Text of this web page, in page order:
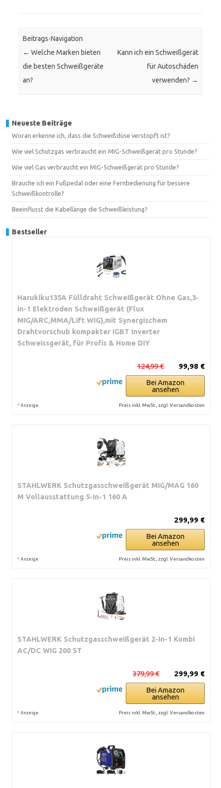
Beitrags-Navigation
← Welche Marken bieten
die besten Schweißgeräte
an?
Kann ich ein Schweißgerät
für Autoschäden
verwenden? →
Neueste Beiträge
Woran erkenne ich, dass die Schweißdüse verstopft ist?
Wie viel Schutzgas verbraucht ein MIG-Schweißgerät pro Stunde?
Wie viel Gas verbraucht ein MIG-Schweißgerät pro Stunde?
Brauche ich ein Fußpedal oder eine Fernbedienung für bessere
Schweißkontrolle?
Beeinflusst die Kabellänge die Schweißleistung?
Bestseller
Harukiku135A Fülldraht Schweißgerät Ohne Gas,3-
in-1 Elektroden Schweißgerät (Flux
MIG/ARC,MMA/Lift WIG),mit Synergischem
Drahtvorschub kompakter IGBT Inverter
Schweissgerät, für Profis & Home DIY
99,98 €
124,99 €
Bei Amazon
ansehen
* Anzeige Preis inkl. MwSt., zzgl. Versandkosten
STAHLWERK Schutzgasschweißgerät MIG/MAG 160
M Vollausstattung 5-in-1 160 A
299,99 €
Bei Amazon
ansehen
* Anzeige Preis inkl. MwSt., zzgl. Versandkosten
STAHLWERK Schutzgasschweißgerät 2-in-1 Kombi
AC/DC WIG 200 ST
299,99 €
379,99 €
Bei Amazon
ansehen
* Anzeige Preis inkl. MwSt., zzgl. Versandkosten